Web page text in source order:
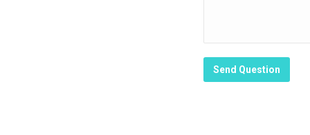
Send Question